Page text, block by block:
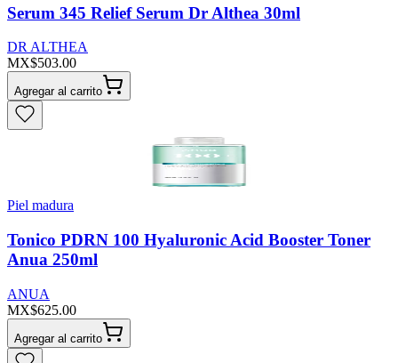
Serum 345 Relief Serum Dr Althea 30ml
DR ALTHEA
MX$503.00
Agregar al carrito
Piel madura
Tonico PDRN 100 Hyaluronic Acid Booster Toner
Anua 250ml
ANUA
MX$625.00
Agregar al carrito